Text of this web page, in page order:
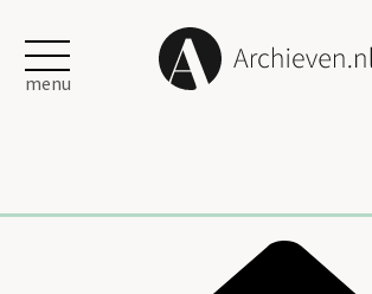
menu